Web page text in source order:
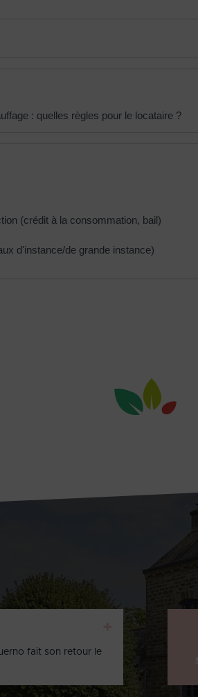
: quelles règles pour le locataire ?
(crédit à la consommation, bail)
d'instance/de grande instance)
fait son retour le